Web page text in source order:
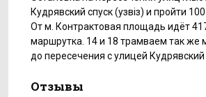
Кудрявский спуск (узвіз) и пройти
От м. Контрактовая площадь идёт
маршрутка. 14 и 18 трамваем так же
до пересечения с улицей Кудрявский
Отзывы